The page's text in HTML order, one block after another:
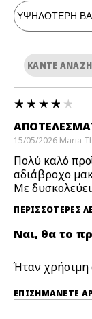
15/05/2026 Maria
Πολύ καλό
αδιάβροχο
Με
ΠΕΡΙΣΣΌΤΕΡΕΣ
Ναι, θα το
Ήταν